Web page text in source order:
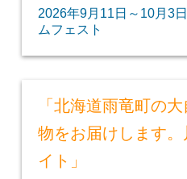
2026年9月11日～10月3
ムフェスト
「北海道雨竜町の
物をお届けします
イト」